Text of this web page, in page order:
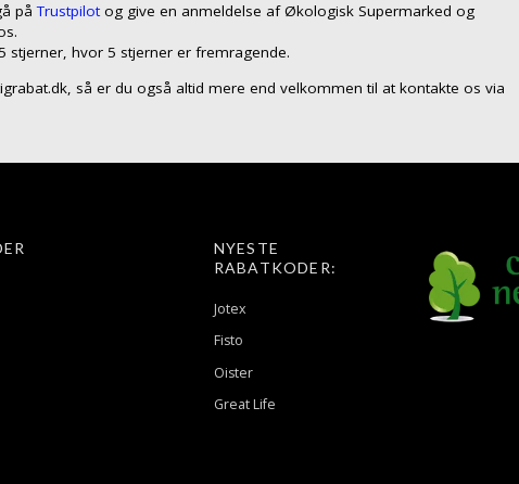
påTrustpilotog give en anmeldelse af Økologisk Supermarked og
stjerner, hvor 5 stjerner er fremragende.
så er du også altid mere end velkommen til at kontakte os via
NYESTE
RABATKODER:
Jotex
Fisto
Oister
Great Life